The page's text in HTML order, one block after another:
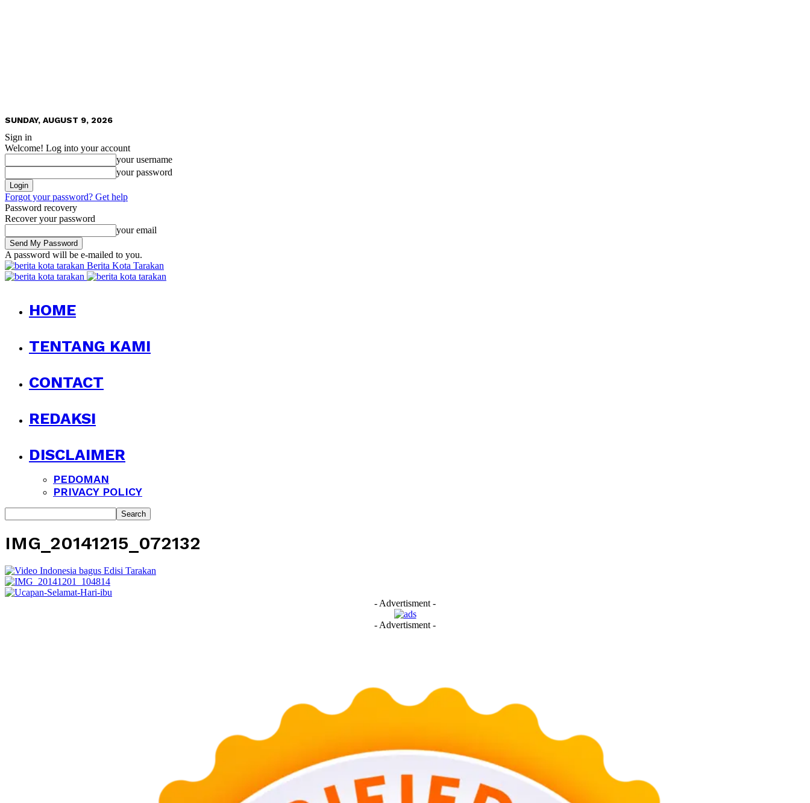
SUNDAY, AUGUST 9, 2026
Sign in
Welcome! Log into your account
your username
your password
Forgot your password? Get help
Password recovery
Recover your password
your email
A password will be e-mailed to you.
Berita Kota Tarakan
HOME
TENTANG KAMI
CONTACT
REDAKSI
DISCLAIMER
PEDOMAN
PRIVACY POLICY
IMG_20141215_072132
- Advertisment -
- Advertisment -